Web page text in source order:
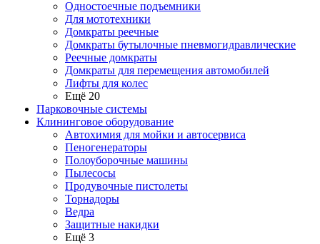
Одностоечные подъемники
Для мототехники
Домкраты реечные
Домкраты бутылочные пневмогидравлические
Реечные домкраты
Домкраты для перемещения автомобилей
Лифты для колес
Ещё 20
Парковочные системы
Клининговое оборудование
Автохимия для мойки и автосервиса
Пеногенераторы
Полоуборочные машины
Пылесосы
Продувочные пистолеты
Торнадоры
Ведра
Защитные накидки
Ещё 3